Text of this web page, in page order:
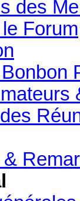
des
Forum